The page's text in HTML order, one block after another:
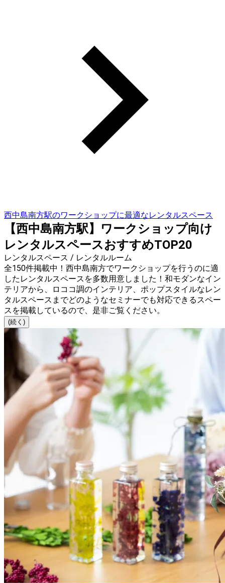
西中島南方駅のワークショップに最適なレンタルスペース
【西中島南方駅】ワークショップ向け
レンタルスペースおすすめTOP20
レンタルスペース / レンタルルーム
全150件掲載中！西中島南方でワークショップを行うのに適
したレンタルスペースを多数用意しました！和モダンなイン
テリアから、ロココ調のインテリア、ポップスタイルなレン
タルスペースまでどのようなセミナーでも対応できるスペー
スを掲載しているので、是非ご覧ください。
(続く)